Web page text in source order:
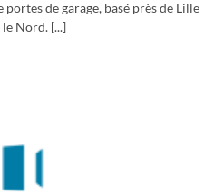
de garage, basé près de Lille
le Nord. [...]